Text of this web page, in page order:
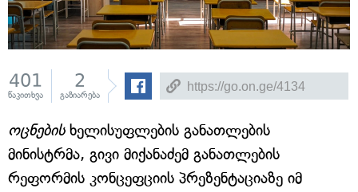
401
წაკითხვა
2
გაზიარება
ოცნებისხელისუფლების განათლების
მინისტრმა, გივი მიქანაძემ განათლების
რეფორმის კონცეფციის პრეზენტაციაზე იმ